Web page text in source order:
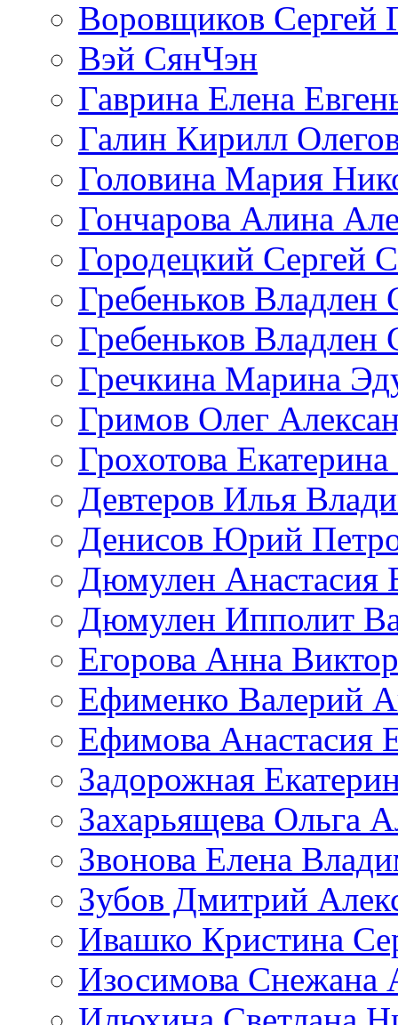
Воровщиков Сергей
Вэй СянЧэн
Гаврина Елена
Галин Кирилл
Головина Мария
Гончарова Алина
Городецкий Сергей
Гребеньков Владлен
Гребеньков Владлен
Гречкина Марина
Гримов Олег
Грохотова
Девтеров Илья
Денисов Юрий
Дюмулен Анастасия
Дюмулен Ипполит
Егорова Анна
Ефименко Валерий
Ефимова Анастасия
Задорожная
Захарьящева Ольга
Звонова Елена
Зубов Дмитрий
Ивашко Кристина
Изосимова Снежана